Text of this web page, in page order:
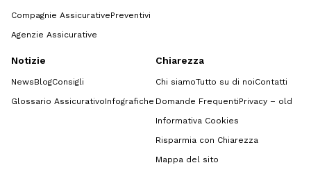
Compagnie AssicurativePreventivi
Agenzie Assicurative
Notizie
NewsBlogConsigli
Glossario AssicurativoInfografiche
Chiarezza
Chi siamoTutto su di noiContatti
Domande FrequentiPrivacy – old
Informativa Cookies
Risparmia con Chiarezza
Mappa del sito